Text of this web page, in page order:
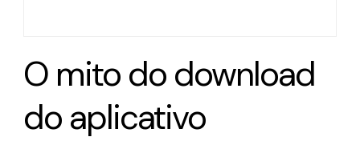
O mito do download
do aplicativo